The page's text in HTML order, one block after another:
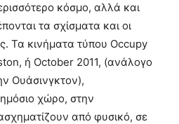
κόσμο, αλλά και
τα σχίσματα και οι
Τα κινήματα τύπου Occupy
ή October 2011, (ανάλογο
Ουάσινγκτον),
χώρο, στην
από φυσικό, σε